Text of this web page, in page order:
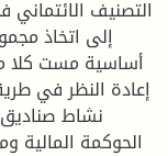
التصنيف
إلى اتخاذ
أساسية مست كلا
إعادة النظر في
نشاط صناديق
الحوكمة المالية